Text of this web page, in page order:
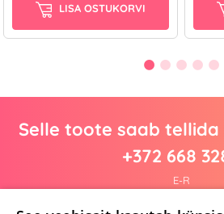
LISA OSTUKORVI
Selle toote saab
+372 668
E-R